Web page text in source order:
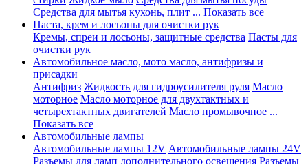
Средства для мытья кухонь, плит ... Показать все
Паста, крем и лосьоны для очистки рук
Кремы, спреи и лосьоны, защитные средства Пасты для
очистки рук
Автомобильное масло, мото масло, антифризы и
присадки
Антифриз Жидкость для гидроусилителя руля Масло
моторное Масло моторное для двухтактных и
четырехтактных двигателей Масло промывочное ...
Показать все
Автомобильные лампы
Автомобильные лампы 12V Автомобильные лампы 24V
Разъемы для ламп дополнительного освещения Разъемы